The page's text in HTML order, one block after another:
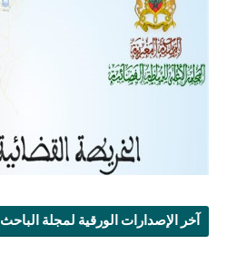
آخر الإصدارات الورقية لمجلة الباحث